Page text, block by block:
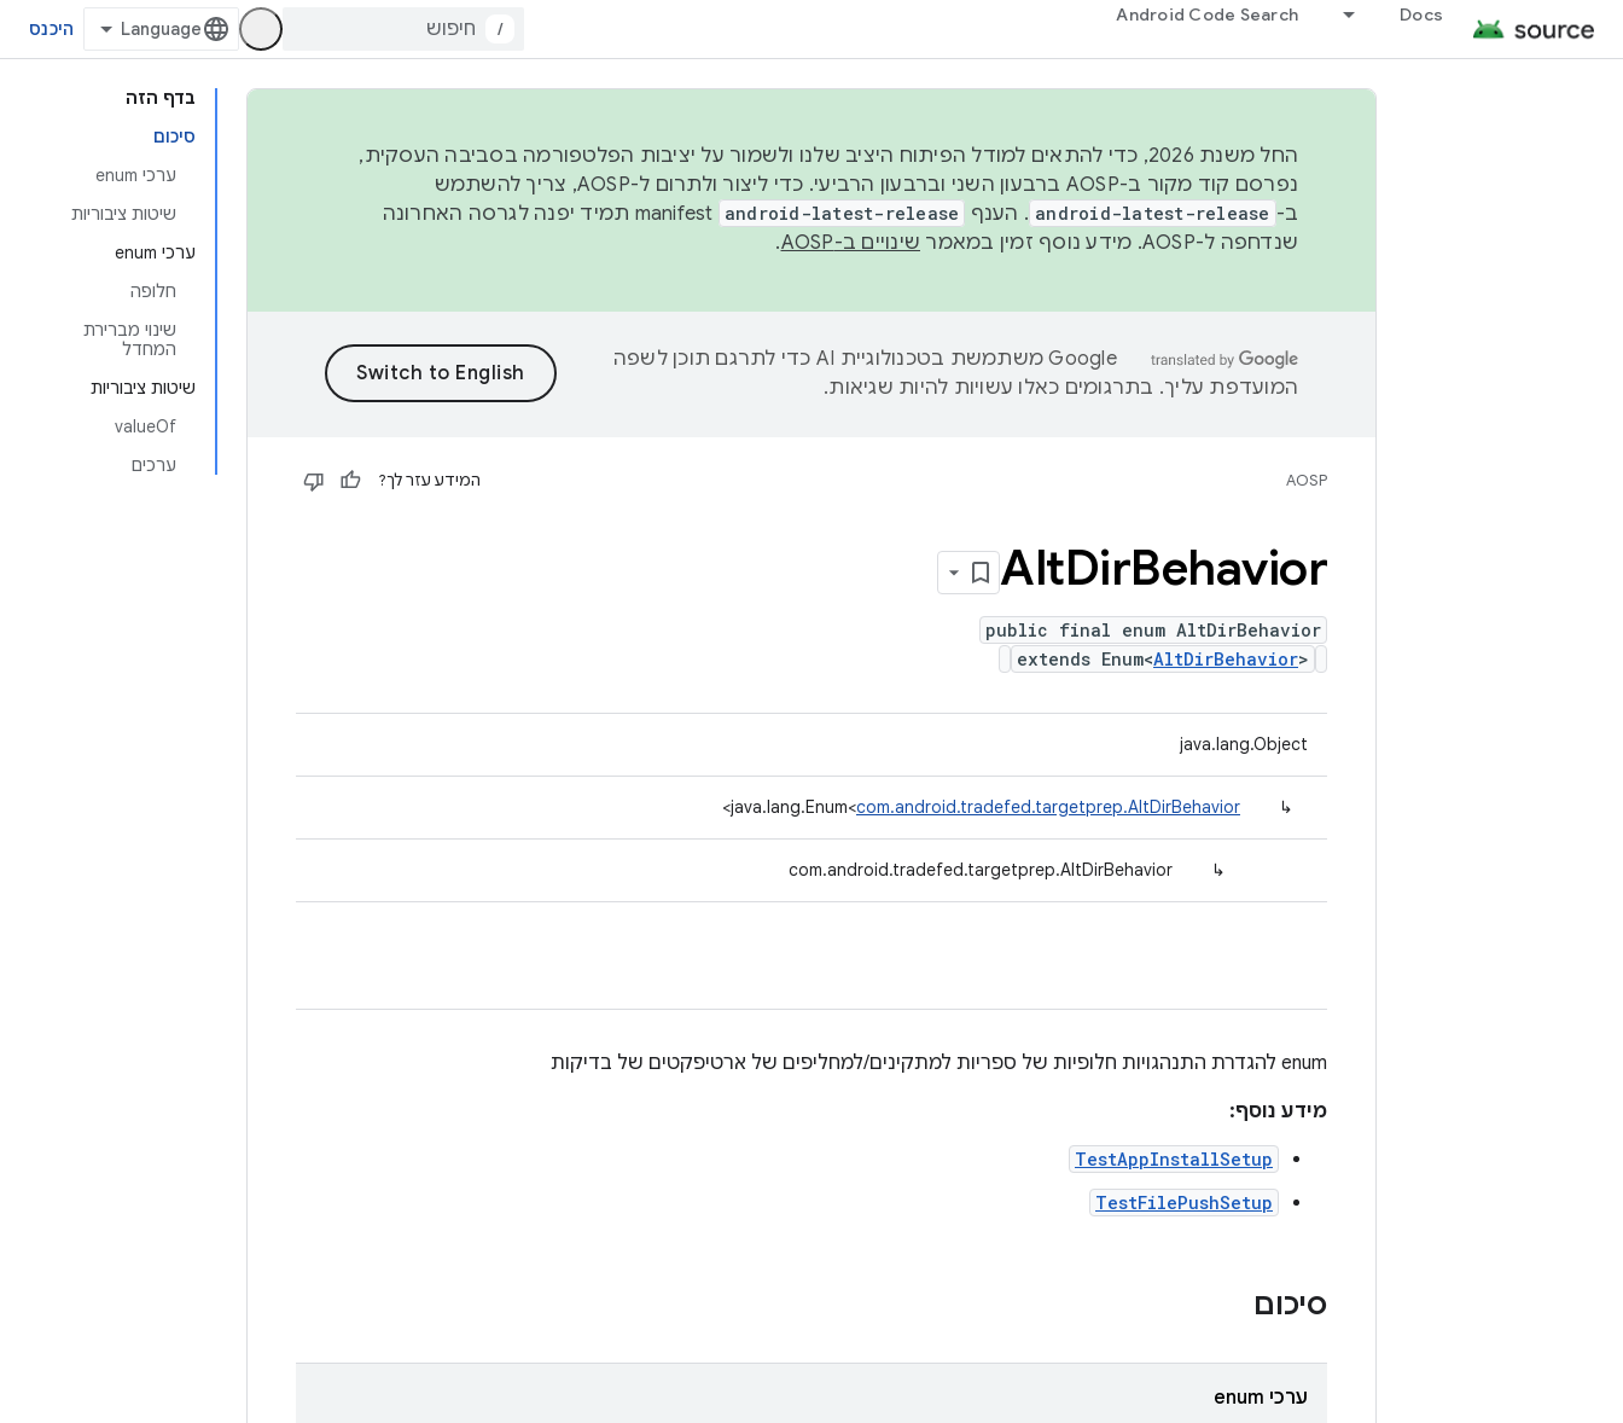
Docs
Android Code Search
/ היכנס
בדף הזה
סיכום
ערכי enum
שיטות ציבוריות
ערכי enum
חלופה
שינוי מברירת
המחדל
שיטות ציבוריות
valueOf
ערכים
החל משנת 2026, כדי להתאים למודל הפיתוח היציב שלנו ולשמור על יציבות הפלטפורמה בסביבה העסקית,
נפרסם קוד מקור ב-AOSP ברבעון השני וברבעון הרביעי. כדי ליצור ולתרום ל-AOSP, צריך להשתמש
ב- android-latest-release . הענף android-latest-release
manifest תמיד יפנה לגרסה האחרונה
שנדחפה ל-AOSP. מידע נוסף זמין במאמר
שינויים ב-AOSP .
‫Google משתמשת בטכנולוגיית AI כדי לתרגם תוכן לשפה
המועדפת עליך. בתרגומים כאלו עשויות להיות שגיאות.
AOSP המידע עזר לך?
AltDirBehavior
public final enum AltDirBehavior
extends Enum<AltDirBehavior>
java.lang.Object
↳
java.lang.Enum<com.android.tradefed.targetprep.AltDirBehavior
>
↳
com.android.tradefed.targetprep.AltDirBehavior
enum להגדרת התנהגויות חלופיות של ספריות למתקינים/למחליפים של ארטיפקטים של בדיקות
מידע נוסף:
TestAppInstallSetup
TestFilePushSetup
סיכום
ערכי enum